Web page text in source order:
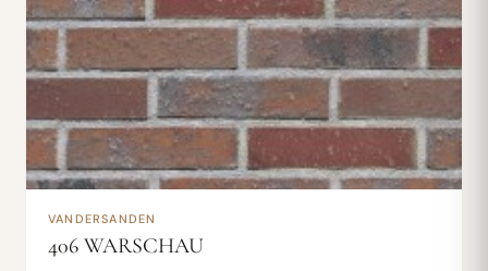
VANDERSANDEN
406 WARSCHAU